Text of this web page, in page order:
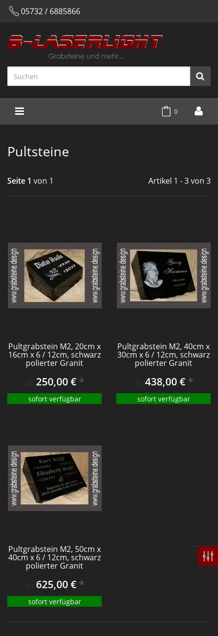
05732 / 6885866
0
Pultsteine
Seite 1 von 1 Artikel 1 - 3 von 3
Pultgrabstein M2, 20cm x
16cm x 6 / 12cm, schwarz
polierter Granit
250,00 € *
sofort verfügbar
Pultgrabstein M2, 40cm x
30cm x 6 / 12cm, schwarz
polierter Granit
438,00 € *
sofort verfügbar
Pultgrabstein M2, 50cm x
40cm x 6 / 12cm, schwarz
polierter Granit
625,00 € *
sofort verfügbar